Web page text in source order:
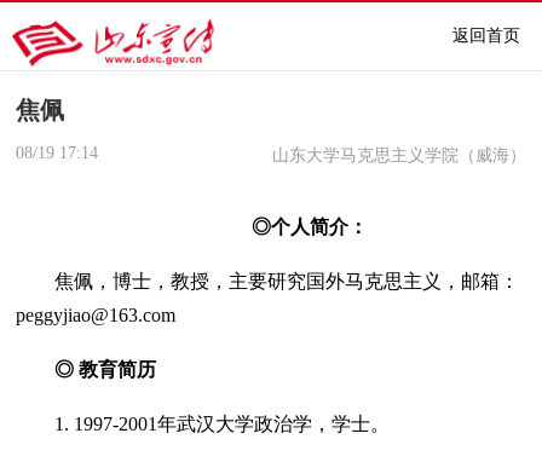
返回首页
焦佩
08/19 17:14 山东大学马克思主义学院（威海）
◎个人简介：
焦佩，博士，教授，主要研究国外马克思主义，邮箱：
peggyjiao@163.com
◎教育简历
1. 1997-2001年武汉大学政治学，学士。